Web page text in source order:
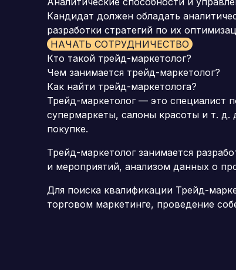
Кандидат должен обладать
разработки стратегий по их
НАЧАТЬ СОТРУДНИЧЕСТВО
Кто такой трейд-маркетолог?
Чем занимается трейд-маркетолог?
Как найти трейд-маркетолога?
Трейд-маркетолог — это специалист
супермаркеты, салоны красоты и т. д.
покупке.
Трейд-маркетолог занимается
и мероприятий, анализом данных о
Для поиска квалификации Трейд-
торговом маркетинге, проведение